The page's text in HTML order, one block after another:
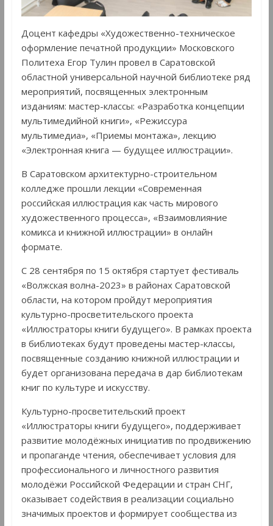
Доцент кафедры «Художественно-техническое
оформление печатной продукции» Московского
Политеха Егор Тулин провел в Саратовской
областной универсальной научной библиотеке ряд
мероприятий, посвященных электронным
изданиям: мастер-классы: «Разработка концепции
мультимедийной книги», «Режиссура
мультимедиа», «Приемы монтажа», лекцию
«Электронная книга — будущее иллюстрации».
В Саратовском архитектурно-строительном
колледже прошли лекции «Современная
российская иллюстрация как часть мирового
художественного процесса», «Взаимовлияние
комикса и книжной иллюстрации» в онлайн
формате.
С 28 сентября по 15 октября стартует фестиваль
«Волжская волна-2023» в районах Саратовской
области, на котором пройдут мероприятия
культурно-просветительского проекта
«Иллюстраторы книги будущего». В рамках проекта
в библиотеках будут проведены мастер-классы,
посвященные созданию книжной иллюстрации и
будет организована передача в дар библиотекам
книг по культуре и искусству.
Культурно-просветительский проект
«Иллюстраторы книги будущего», поддерживает
развитие молодёжных инициатив по продвижению
и пропаганде чтения, обеспечивает условия для
профессионального и личностного развития
молодёжи Российской Федерации и стран СНГ,
оказывает содействия в реализации социально
значимых проектов и формирует сообщества из